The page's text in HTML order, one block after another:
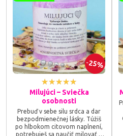
25%
Milujúci – Sviečka
osobnosti
Prebuď v sebe silu srdca a dar
bezpodmienečnej lásky. Túžiš
po hlbokom citovom naplnení,
potrebuješ sa naučiť milovať a